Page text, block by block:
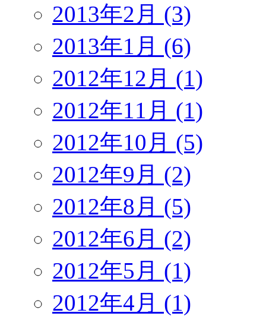
2013年2月 (3)
2013年1月 (6)
2012年12月 (1)
2012年11月 (1)
2012年10月 (5)
2012年9月 (2)
2012年8月 (5)
2012年6月 (2)
2012年5月 (1)
2012年4月 (1)